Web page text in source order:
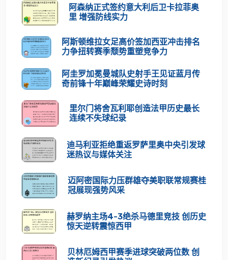
阿森纳正式签约意大利后卫卡拉菲奥
里 增强防线实力
阿斯顿维拉女足高价签加西亚冲击排名
力争扭转赛季颓势重塑竞争力
阿圭罗加冕曼城队史射手王见证蓝月传
奇前锋十年巅峰荣耀史诗时刻
里尔门将舍瓦利耶创造法甲历史最长
连续不失球纪录
迪马利亚拒绝重返罗萨里奥中央引发球
迷热议与媒体关注
迈阿密国际力压群雄夺美职联常规赛桂
冠展现强势风采
赫罗纳主场4-3绝杀马德里竞技 创历史
惊天逆转震惊西甲
贝林厄姆西甲赛季进球突破两位数 创